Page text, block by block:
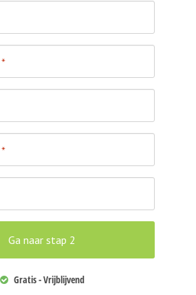
*
*
Gratis - Vrijblijvend